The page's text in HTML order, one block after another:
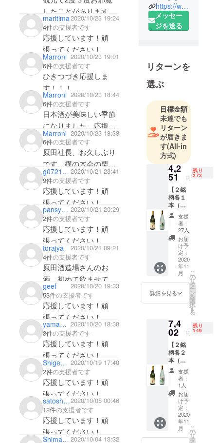
思い出しました。また
チャンスがあれば行き
たいと思います。ほん
のわずかですが応援し
したことがあります。
その時購入させても
らったお酒、美味し
かったです。また観光
がてらお酒を買いに伺
いたいと思います。
maritima2020/10/23 19:24
4件の支援者です
応援しています！頑
張ってください！
Marroni 2020/10/23 19:01
6件の支援者です
ひきつづき応援しま
す！！！
Marroni 2020/10/23 18:44
6件の支援者です
日本酒が美味しい季節
になりました。応援し
ます！
Marroni 2020/10/23 18:38
6件の支援者です
原田社長、お久しぶり
です。樺の木会の栗田
です。（残り日数は少
ないながら）応援しま
す！頑張ってくださ
い！！
g0721064 2020/10/21 23:41
9件の支援者です
応援しています！頑
張ってください！
pansy2339 2020/10/21 20:29
2件の支援者です
応援しています！頑
張ってください！
torajya
2020/10/21 09:21
4件の支援者です
原田酒造場さんのお
酒、初めて飲ませてい
ただきます。
上澄、アベリア酵母、
どんなお味のものか楽
しみにしてます。
geef
2020/10/20 19:33
53件の支援者です
応援しています！頑
張ってください！
yamanbo65 2020/10/20 18:38
3件の支援者です
応援しています！頑
張ってください！
Shige_zico 2020/10/19 17:40
2件の支援者です
応援しています！頑
張ってください！
satoshikino2020/10/05 00:46
12件の支援者です
応援しています！頑
張ってください！
ShimaEnomoto 2020/10/04 13:32
https://www.facebook.com/sakagura2020/?modal=admin_todo_tour
メッセー
ジを送る
リターンを
選ぶ
目標金額
未達でも
リターン
が届きま
す(All-in
方式)
4,2
51 円
残り
273
【２銘
柄各１
本（計
２
本）】
銘柄
①：山
車 純米
吟醸 花
酵母造
（左）
銘柄
②：山
車 純米
上澄
サイ
ズ：4合
瓶
720ml ※
送料込
み ※ リ
ターン
発送は
2020年
11月を
予定し
ており
ます ※
20歳未
満の飲
酒は法
支援
者：
27人
お届
け予
定：
2020
年11
月
詳細を見る
こ
の
リ
タ
ー
ン
を
選
択
す
る
7,4
02 円
残り
149
【２銘
柄各２
本（計
４
本）】
銘柄
①：山
車 純米
吟醸 花
酵母造
（左）
銘柄
支援
者：
1人
お届
け予
定：
2020
年11
月
こ
の
リ
タ